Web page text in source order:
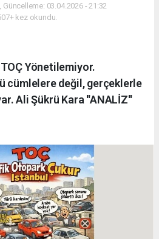
Güncelleme: 03.04.2026 - 21:32
kez okundu.
Yönetilemiyor.
cümlelere değil, gerçeklerle
Ali Şükrü Kara ''ANALİZ''